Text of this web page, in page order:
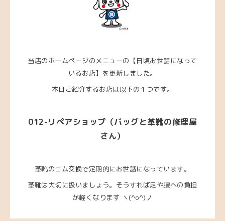
当店のホームページのメニューの【日頃お世話になって
いるお店】を更新しました。
本日ご紹介するお店は以下の１つです。
012-リペアショップ（バッグと革靴の修理屋
さん）
革靴のゴム交換で定期的にお世話になっています。
革靴は大切に扱いましょう。そうすれば足や腰への負担
が軽くなります ヽ(^o^)丿